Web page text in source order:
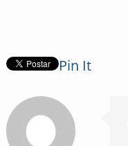
Pin It